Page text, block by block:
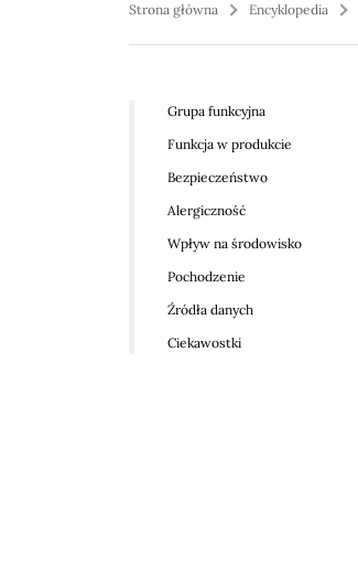
Strona główna Encyklopedia
Grupa funkcyjna
Funkcja w produkcie
Bezpieczeństwo
Alergiczność
Wpływ na środowisko
Pochodzenie
Źródła danych
Ciekawostki